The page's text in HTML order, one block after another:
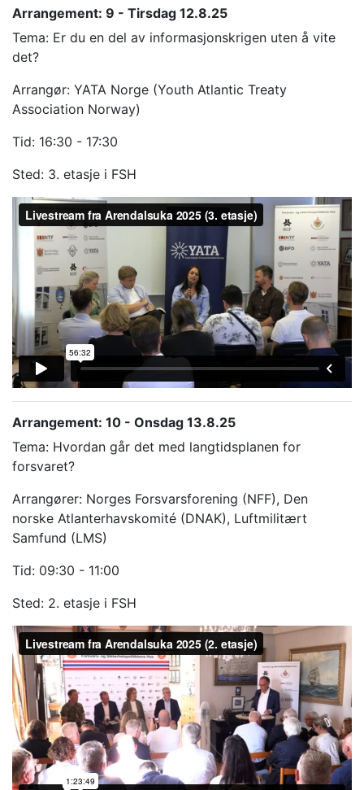
Arrangement: 9 - Tirsdag 12.8.25
Tema: Er du en del av informasjonskrigen uten å vite
det?
Arrangør: YATA Norge (Youth Atlantic Treaty
Association Norway)
Tid: 16:30 - 17:30
Sted: 3. etasje i FSH
Arrangement: 10 - Onsdag 13.8.25
Tema: Hvordan går det med langtidsplanen for
forsvaret?
Arrangører: Norges Forsvarsforening (NFF), Den
norske Atlanterhavskomité (DNAK), Luftmilitært
Samfund (LMS)
Tid: 09:30 - 11:00
Sted: 2. etasje i FSH